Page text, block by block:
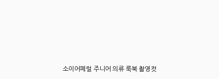
소이어페럴 주니어 의류 룩북 촬영컷